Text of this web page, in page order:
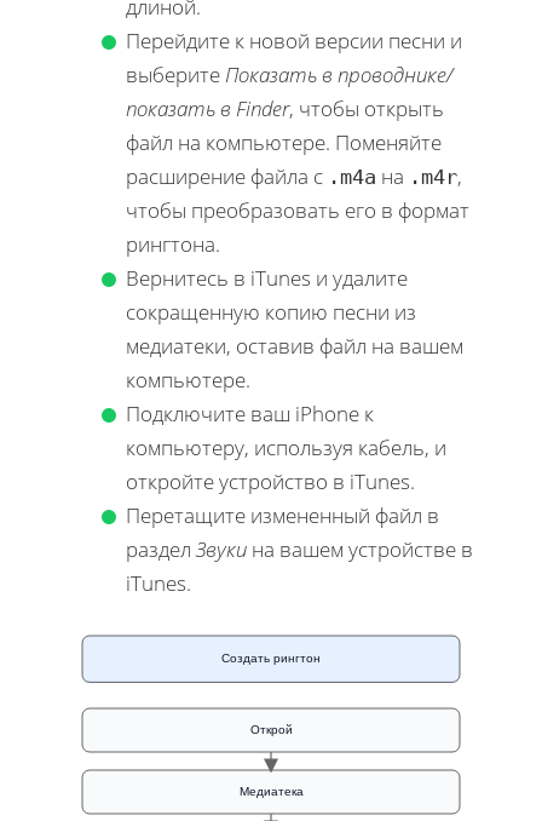
длиной.
Перейдите к новой версии песни и
выберите Показать в проводнике/
показать в Finder, чтобы открыть
файл на компьютере. Поменяйте
расширение файла с .m4a на .m4r,
чтобы преобразовать его в формат
рингтона.
Вернитесь в iTunes и удалите
сокращенную копию песни из
медиатеки, оставив файл на вашем
компьютере.
Подключите ваш iPhone к
компьютеру, используя кабель, и
откройте устройство в iTunes.
Перетащите измененный файл в
разделЗвуки на вашем устройстве в
iTunes.
Создать рингтон
Открой
Медиатека